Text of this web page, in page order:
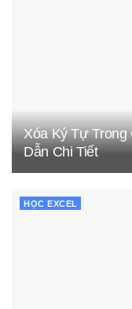
Xóa Ký Tự
Dẫn Chi Tiết
HỌC EXCEL